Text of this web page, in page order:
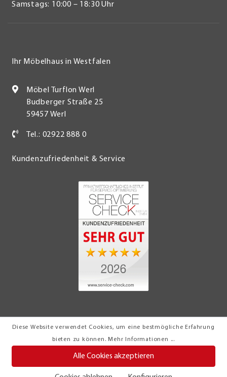
Diese Website verwendet Cookies, um eine bestmögliche Erfahrung
bieten zu können. Mehr Informationen ...
Alle Cookies akzeptieren
Samstags: 10:00 – 18:30 Uhr
Ihr Möbelhaus in Westfalen
Möbel Turflon Werl
Budberger Straße 25
59457 Werl
Tel.: 02922 888 0
Kundenzufriedenheit & Service
Klemens Münstermann GmbH & Co. KG